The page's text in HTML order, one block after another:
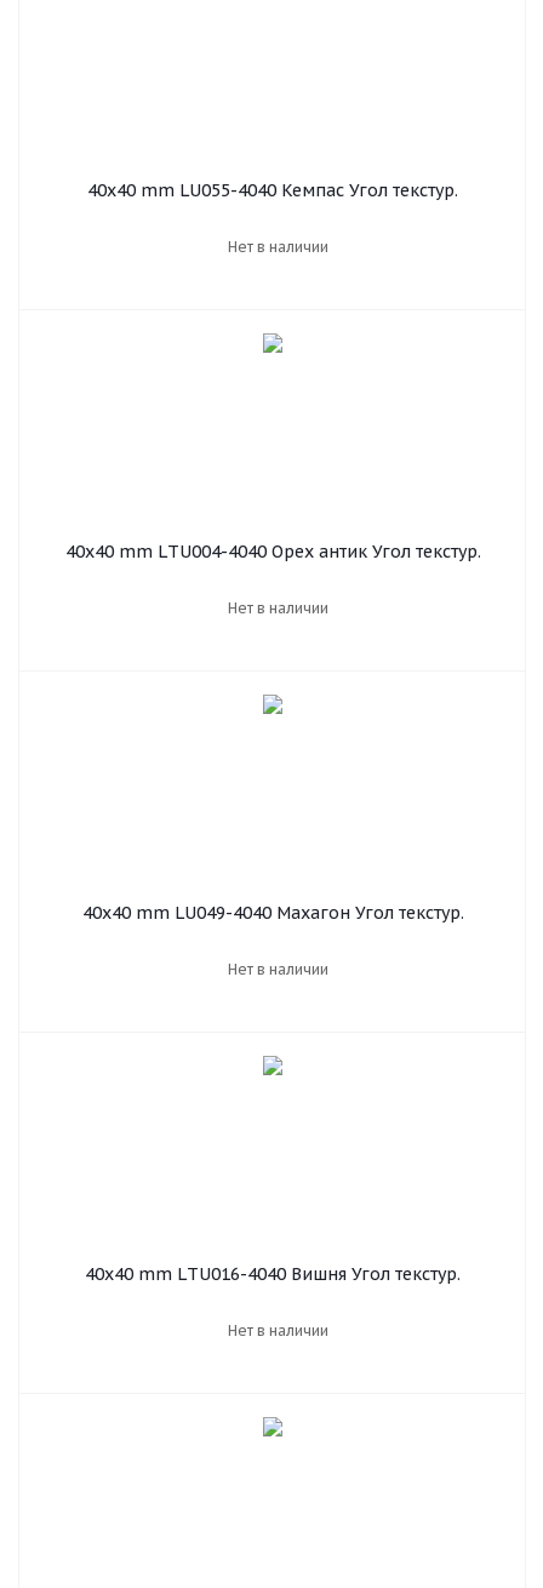
40х40 mm LU055-4040 Кемпас Угол текстур.
Нет в наличии
40х40 mm LТU004-4040 Орех антик Угол текстур.
Нет в наличии
40х40 mm LU049-4040 Махагон Угол текстур.
Нет в наличии
40х40 mm LТU016-4040 Вишня Угол текстур.
Нет в наличии